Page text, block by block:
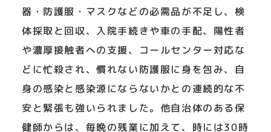
器・防護服・マスクなどの必需品が不足し、検
体採取と回収、入院手続きや車の手配、陽性者
や濃厚接触者への支援、コールセンター対応な
どに忙殺され、慣れない防護服に身を包み、自
身の感染と感染源にならないかとの連続的な不
安と緊張も強いられました。他自治体のある保
健師からは、毎晩の残業に加えて、時には30時